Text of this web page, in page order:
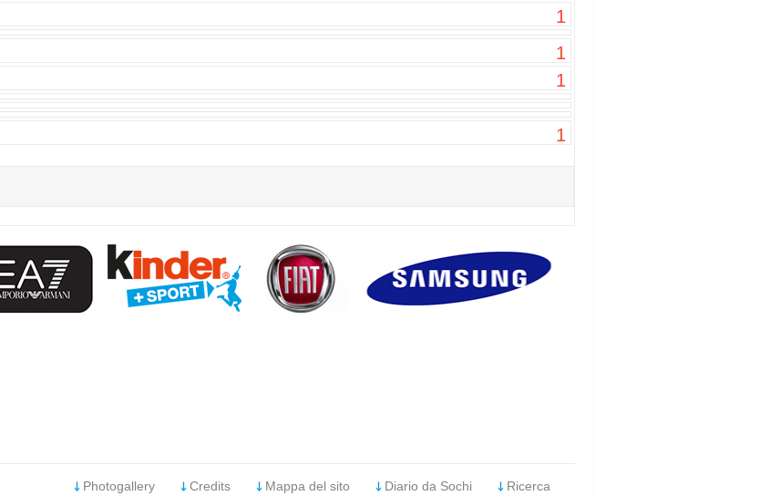
1
1
1
1
Photogallery Credits Mappa del sito Diario da Sochi Ricerca